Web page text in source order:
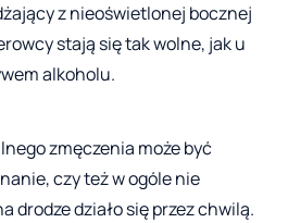
z nieoświetlonej bocznej
stają się tak wolne, jak u
alkoholu.
zmęczenia może być
czy też w ogóle nie
drodze działo się przez chwilą.